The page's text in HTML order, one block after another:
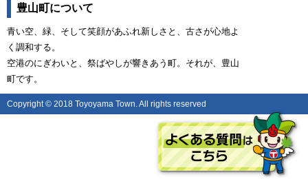
豊山町について
青い空、緑、そして笑顔があふれ新しさと、古さが心地よ
く調和する。
空港のにぎわいと、祭ばやしが響きあう町。それが、豊山
町です。
Copyright © 2018 Toyoyama Town. All rights reserved